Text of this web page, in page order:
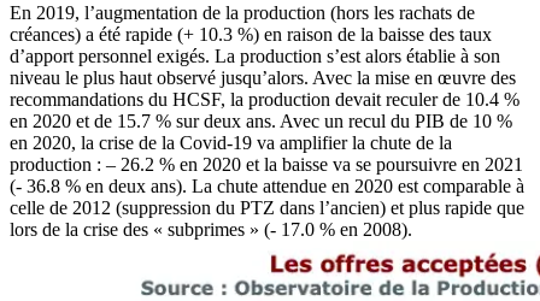
En 2019, l’augmentation de la production (hors les rachats de
créances) a été rapide (+ 10.3 %) en raison de la baisse des taux
d’apport personnel exigés. La production s’est alors établie à son
niveau le plus haut observé jusqu’alors. Avec la mise en œuvre des
recommandations du HCSF, la production devait reculer de 10.4 %
en 2020 et de 15.7 % sur deux ans. Avec un recul du PIB de 10 %
en 2020, la crise de la Covid-19 va amplifier la chute de la
production : – 26.2 % en 2020 et la baisse va se poursuivre en 2021
(- 36.8 % en deux ans). La chute attendue en 2020 est comparable à
celle de 2012 (suppression du PTZ dans l’ancien) et plus rapide que
lors de la crise des « subprimes » (- 17.0 % en 2008).